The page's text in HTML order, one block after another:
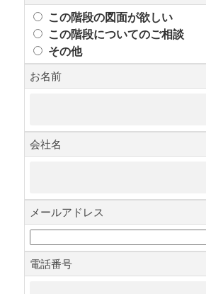
この階段の図面が欲しい
この階段についてのご相談
その他
お名前
会社名
メールアドレス
電話番号